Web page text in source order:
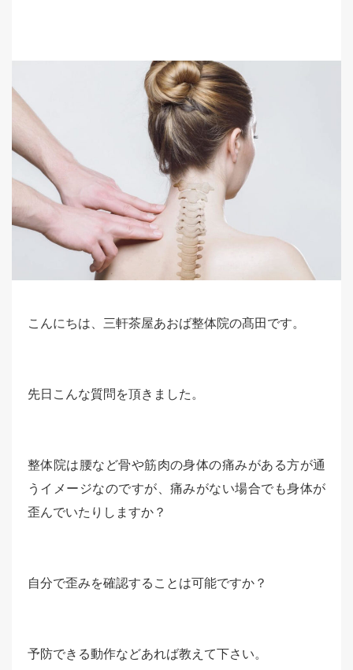
こんにちは、三軒茶屋あおば整体院の髙田です。
先日こんな質問を頂きました。
整体院は腰など骨や筋肉の身体の痛みがある方が通
うイメージなのですが、痛みがない場合でも身体が
歪んでいたりしますか？
自分で歪みを確認することは可能ですか？
予防できる動作などあれば教えて下さい。